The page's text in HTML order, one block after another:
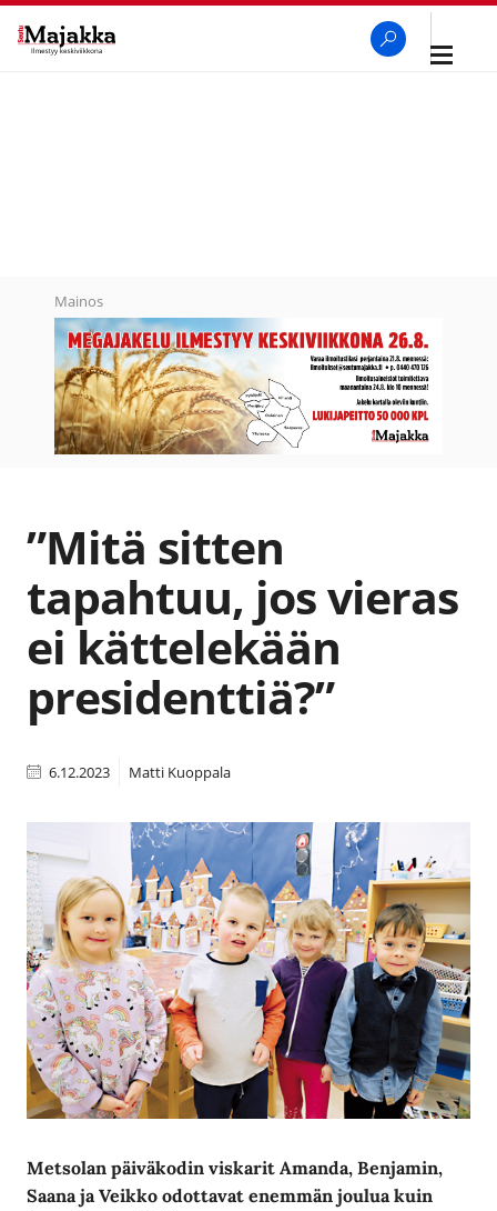
Avaa
Mainos
”Mitä sitten
tapahtuu, jos vieras
ei kättelekään
presidenttiä?”
6.12.2023 Matti Kuoppala
Metsolan päiväkodin viskarit Amanda, Benjamin,
Saana ja Veikko odottavat enemmän joulua kuin